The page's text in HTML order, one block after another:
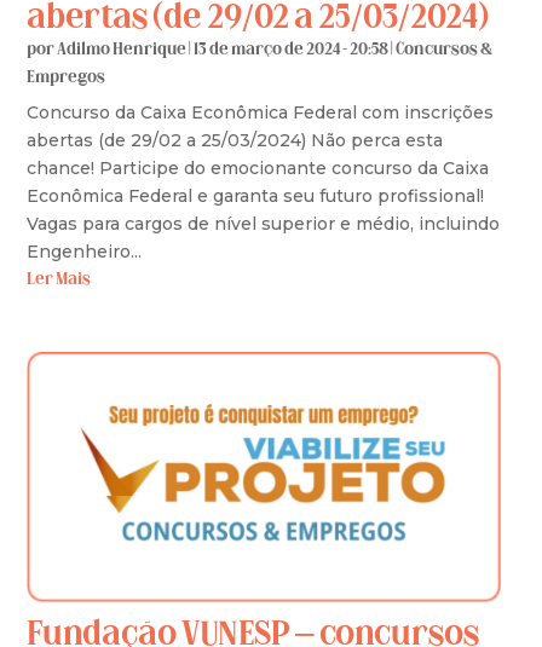
abertas (de 29/02 a 25/03/2024)
porAdilmo Henrique |13 de março de 2024 - 20:58 |Concursos &
Empregos
Concurso da Caixa Econômica Federal com inscrições
abertas (de 29/02 a 25/03/2024) Não perca esta
chance! Participe do emocionante concurso da Caixa
Econômica Federal e garanta seu futuro profissional!
Vagas para cargos de nível superior e médio, incluindo
Engenheiro...
Ler Mais
Fundação VUNESP – concursos